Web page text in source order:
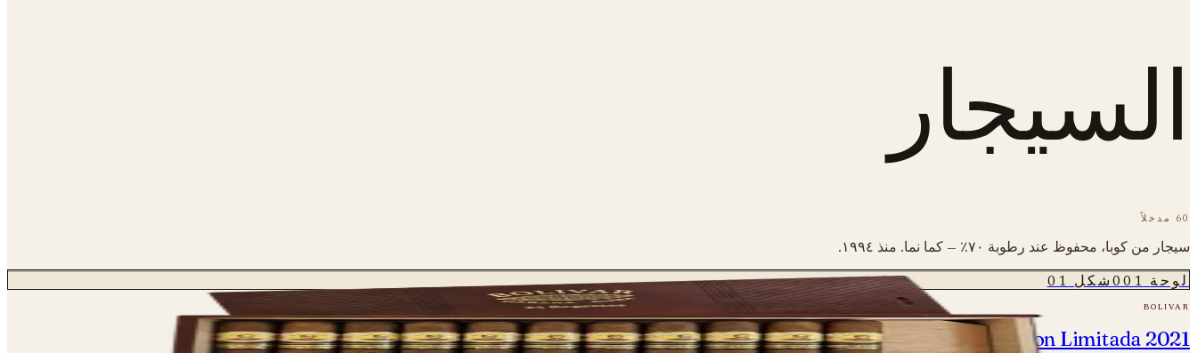
السيجار
60 مدخلاً
سيجار من كوبا، محفوظ عند رطوبة ٧٠٪ — كما نما. منذ ١٩٩٤.
لوحة 001 شكل 01
bolivar
Bolivar Regentes Edicion Limitada 2021